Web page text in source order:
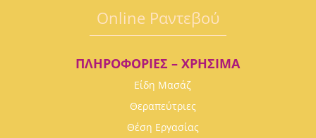
Οnline Ραντεβού
ΠΛΗΡΟΦΟΡΊΕΣ – ΧΡΉΣΙΜΑ
Είδη Μασάζ
Θεραπεύτριες
Θέση Εργασίας